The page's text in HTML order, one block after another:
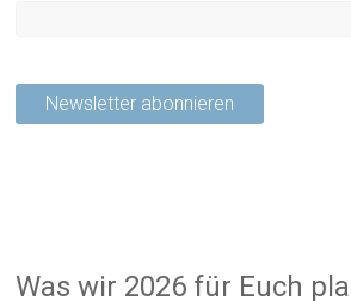
Was wir 2026 für Euch